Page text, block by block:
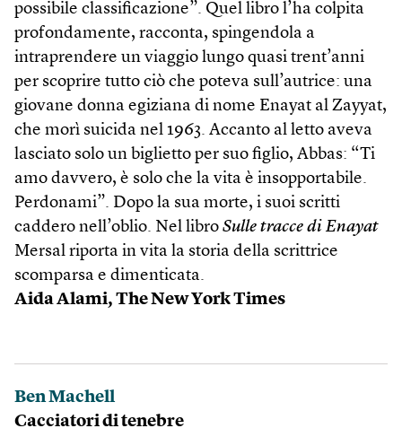
possibile classificazione”. Quel libro l’ha colpita
profondamente, racconta, spingendola a
intraprendere un viaggio lungo quasi trent’anni
per scoprire tutto ciò che poteva sull’autrice: una
giovane donna egiziana di nome Enayat al Zayyat,
che morì suicida nel 1963. Accanto al letto aveva
lasciato solo un biglietto per suo figlio, Abbas: “Ti
amo davvero, è solo che la vita è insopportabile.
Perdonami”. Dopo la sua morte, i suoi scritti
caddero nell’oblio. Nel libro Sulle tracce di Enayat
Mersal riporta in vita la storia della scrittrice
scomparsa e dimenticata.
Aida Alami, The New York Times
Ben Machell
Cacciatori di tenebre